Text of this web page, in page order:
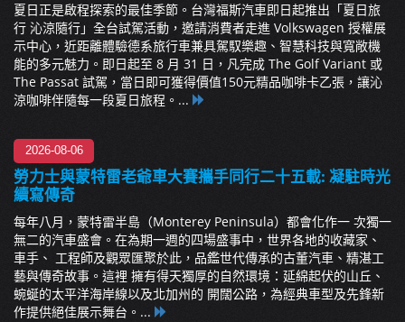
夏日正是啟程探索的最佳季節。台灣福斯汽車即日起推出「夏日旅
行 沁涼隨行」全台試駕活動，邀請消費者走進 Volkswagen 授權展
示中心，近距離體驗德系旅行車兼具駕馭樂趣、智慧科技與寬敞機
能的多元魅力。即日起至 8 月 31 日，凡完成 The Golf Variant 或
The Passat 試駕，當日即可獲得價值150元精品咖啡卡乙張，讓沁
涼咖啡伴隨每一段夏日旅程。...
2026-08-06
勞力士與蒙特雷老爺車大賽攜手同行二十五載: 凝駐時光
續寫傳奇
每年八月，蒙特雷半島（Monterey Peninsula）都會化作一 次獨一
無二的汽車盛會。在為期一週的四場盛事中，世界各地的收藏家、
車手、 工程師及觀眾匯聚於此，品鑑世代傳承的古董汽車、精湛工
藝與傳奇故事。這裡 擁有得天獨厚的自然環境：延綿起伏的山丘、
蜿蜒的太平洋海岸線以及北加州的 開闊公路，為經典車型及先鋒新
作提供絕佳展示舞台。...